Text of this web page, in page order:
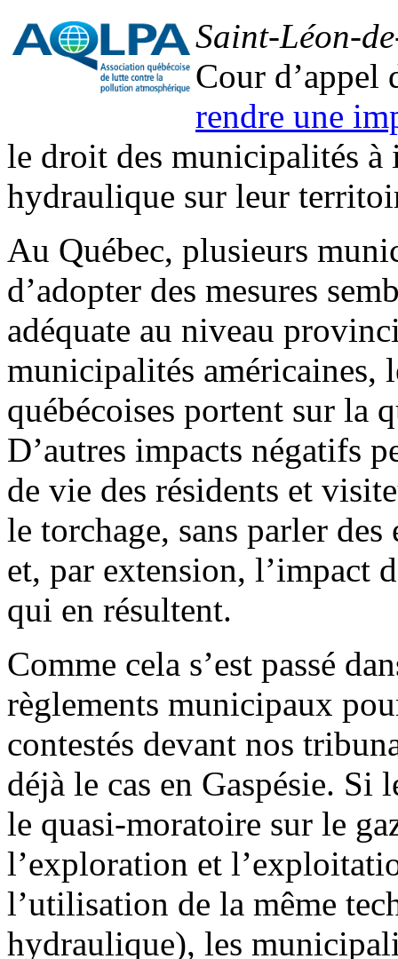
Saint-Léon-
Cour d’appel
rendre une
le droit des municipalités
hydraulique sur leur
Au Québec, plusieurs
d’adopter des mesures
adéquate au niveau
municipalités américaines,
québécoises portent sur la
D’autres impacts négatifs
de vie des résidents et
le torchage, sans parler
et, par extension, l’impact
qui en résultent.
Comme cela s’est passé
règlements municipaux
contestés devant nos
déjà le cas en Gaspésie.
le quasi-moratoire sur le
l’exploration et
l’utilisation de la même
hydraulique), les